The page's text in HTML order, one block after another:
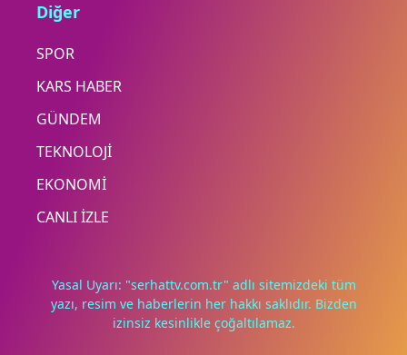
Diğer
SPOR
KARS HABER
GÜNDEM
TEKNOLOJİ
EKONOMİ
CANLI İZLE
Yasal Uyarı: "serhattv.com.tr" adlı sitemizdeki tüm
yazı, resim ve haberlerin her hakkı saklıdır. Bizden
izinsiz kesinlikle çoğaltılamaz.